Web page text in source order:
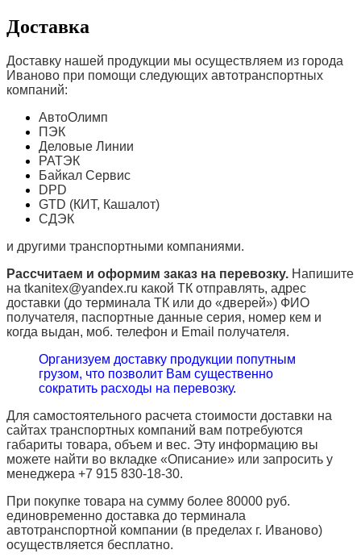
Доставка
Доставку нашей продукции мы осуществляем из города
Иваново при помощи следующих автотранспортных
компаний:
АвтоОлимп
ПЭК
Деловые Линии
РАТЭК
Байкал Сервис
DPD
GTD (КИТ, Кашалот)
СДЭК
и другими транспортными компаниями.
Рассчитаем и оформим заказ на перевозку. Напишите
на tkanitex@yandex.ru какой ТК отправлять, адрес
доставки (до терминала ТК или до «дверей») ФИО
получателя, паспортные данные серия, номер кем и
когда выдан, моб. телефон и Email получателя.
Организуем доставку продукции попутным
грузом, что позволит Вам существенно
сократить расходы на перевозку.
Для самостоятельного расчета стоимости доставки на
сайтах транспортных компаний вам потребуются
габариты товара, объем и вес. Эту информацию вы
можете найти во вкладке «Описание» или запросить у
менеджера +7 915 830-18-30.
При покупке товара на сумму более 80000 руб.
единовременно доставка до терминала
автотранспортной компании (в пределах г. Иваново)
осуществляется бесплатно.